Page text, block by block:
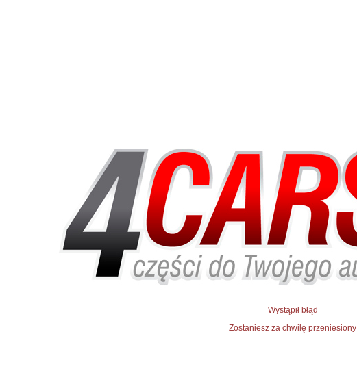
Wystąpił błąd
Zostaniesz za chwilę przeniesiony